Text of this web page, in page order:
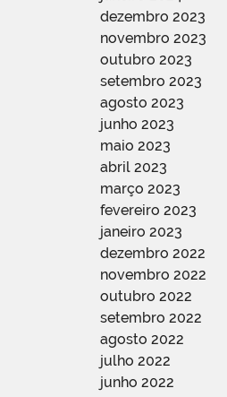
dezembro 2023
novembro 2023
outubro 2023
setembro 2023
agosto 2023
junho 2023
maio 2023
abril 2023
março 2023
fevereiro 2023
janeiro 2023
dezembro 2022
novembro 2022
outubro 2022
setembro 2022
agosto 2022
julho 2022
junho 2022